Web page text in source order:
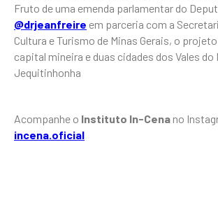
Fruto de uma emenda parlamentar do
@drjeanfreire em parceria com a
Cultura e Turismo de Minas Gerais, o
capital mineira e duas cidades dos Vales do
Jequitinhonha
Acompanhe o Instituto In-Cena no
incena.oficial